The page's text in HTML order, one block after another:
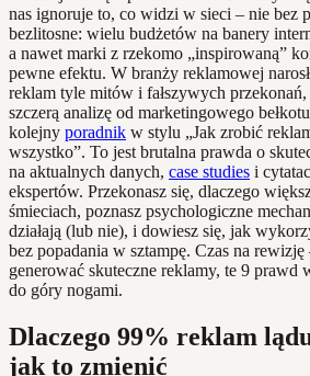
nas ignoruje to, co widzi w sieci – nie bez
bezlitosne: wielu budżetów na banery
a nawet marki z rzekomo „inspirowaną”
pewne efektu. W branży reklamowej
reklam tyle mitów i fałszywych
szczerą analizę od marketingowego
kolejny poradnik w stylu „Jak zrobić
wszystko”. To jest brutalna prawda o
na aktualnych danych, case studies i
ekspertów. Przekonasz się, dlaczego
śmieciach, poznasz psychologiczne
działają (lub nie), i dowiesz się, jak
bez popadania w sztampę. Czas na rewizję
generować skuteczne reklamy, te 9
do góry nogami.
Dlaczego 99% reklam
jak to zmienić